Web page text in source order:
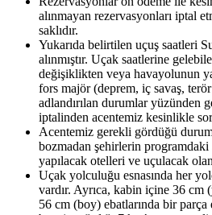
alınmayan rezervasyonları iptal
saklıdır.
Yukarıda belirtilen uçuş saatleri
alınmıştır. Uçak saatlerine
değişiklikten veya havayolunun
fors majör (deprem, iç savaş,
adlandırılan durumlar yüzünden
iptalinden acentemiz kesinlikle
Acentemiz gerekli gördüğü
bozmadan şehirlerin programdaki
yapılacak otelleri ve uçulacak
Uçak yolculuğu esnasında her
vardır. Ayrıca, kabin içine 36
56 cm (boy) ebatlarında bir parça